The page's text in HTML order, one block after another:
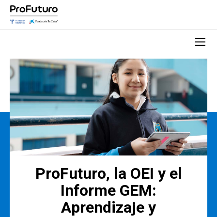
ProFuturo, la OEI y el
Informe GEM:
Aprendizaje y